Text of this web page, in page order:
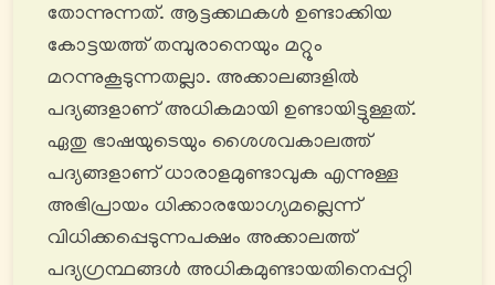
തോന്നുന്നത്. ആട്ടക്കഥകൾ ഉണ്ടാക്കിയ
കോട്ടയത്ത് തമ്പുരാനെയും മറ്റും
മറന്നുകൂടുന്നതല്ലാ. അക്കാലങ്ങളിൽ
പദ്യങ്ങളാണ് അധികമായി ഉണ്ടായിട്ടുള്ളത്.
ഏതു ഭാഷയുടെയും ശൈശവകാലത്ത്
പദ്യങ്ങളാണ് ധാരാളമുണ്ടാവുക എന്നുള്ള
അഭിപ്രായം ധിക്കാരയോഗ്യമല്ലെന്ന്
വിധിക്കപ്പെടുന്നപക്ഷം അക്കാലത്ത്
പദ്യഗ്രന്ഥങ്ങൾ അധികമുണ്ടായതിനെപ്പറ്റി